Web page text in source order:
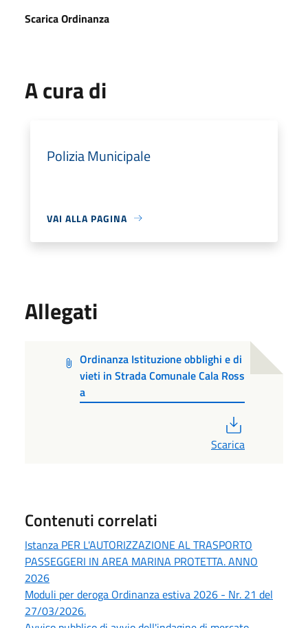
Scarica Ordinanza
A cura di
Polizia Municipale
VAI ALLA PAGINA
Allegati
Ordinanza Istituzione obblighi e di
vieti in Strada Comunale Cala Ross
a
Scarica
Contenuti correlati
Istanza PER L'AUTORIZZAZIONE AL TRASPORTO
PASSEGGERI IN AREA MARINA PROTETTA. ANNO
2026
Moduli per deroga Ordinanza estiva 2026 - Nr. 21 del
27/03/2026.